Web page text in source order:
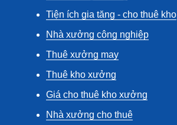
Tiện ích gia tăng - cho thuê kho
Nhà xưởng công nghiệp
Thuê xưởng may
Thuê kho xưởng
Giá cho thuê kho xưởng
Nhà xưởng cho thuê